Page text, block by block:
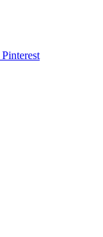
Pinterest